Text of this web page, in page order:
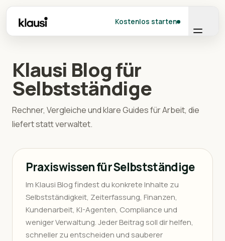
Kostenlos starten
Klausi Blog für
Selbstständige
Rechner, Vergleiche und klare Guides für Arbeit, die
liefert statt verwaltet.
Praxiswissen für Selbstständige
Im Klausi Blog findest du konkrete Inhalte zu
Selbstständigkeit, Zeiterfassung, Finanzen,
Kundenarbeit, KI-Agenten, Compliance und
weniger Verwaltung. Jeder Beitrag soll dir helfen,
schneller zu entscheiden und sauberer